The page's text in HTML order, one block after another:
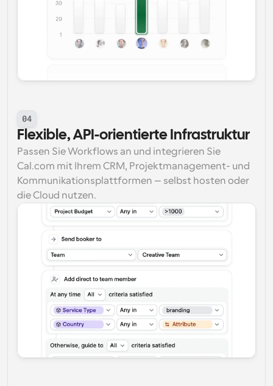
04
Flexible, API-orientierte Infrastruktur
Passen Sie Workflows an und integrieren Sie
Cal.com mit Ihrem CRM, Projektmanagement- und
Kommunikationsplattformen – selbst hosten oder
die Cloud nutzen.